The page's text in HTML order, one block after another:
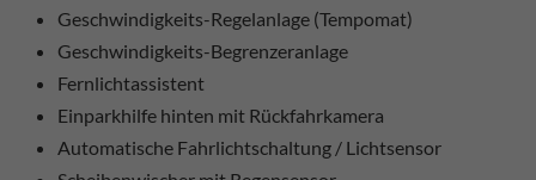
Geschwindigkeits-Regelanlage (Tempomat)
Geschwindigkeits-Begrenzeranlage
Fernlichtassistent
Einparkhilfe hinten mit Rückfahrkamera
Automatische Fahrlichtschaltung / Lichtsensor